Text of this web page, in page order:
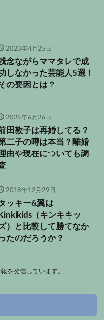
2023年4月25日
念ながらママタレで成
しなかった芸能人5選！
の要因とは？
2025年6月26日
田敦子は再婚してる？
二子の噂は本当？離婚
由や現在についても調
2018年12月29日
ッキー&翼は
Kinkikids（キンキキッ
）と比較して勝てなか
たのだろうか？
を発信しています。